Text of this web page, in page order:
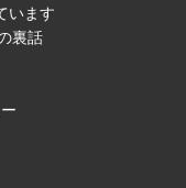
います
裏話